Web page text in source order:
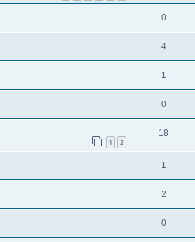
0
4
1
0
1 2
18
1
2
0